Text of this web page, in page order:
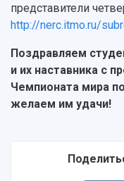
представители
http://nerc.itmo.ru/
Поздравляем
и их наставника с
Чемпионата мира
желаем им удачи!